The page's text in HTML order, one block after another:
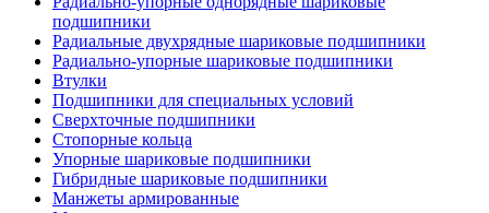
подшипники
Радиальные двухрядные шариковые подшипники
Радиально-упорные шариковые подшипники
Втулки
Подшипники для специальных условий
Сверхточные подшипники
Стопорные кольца
Упорные шариковые подшипники
Гибридные шариковые подшипники
Манжеты армированные